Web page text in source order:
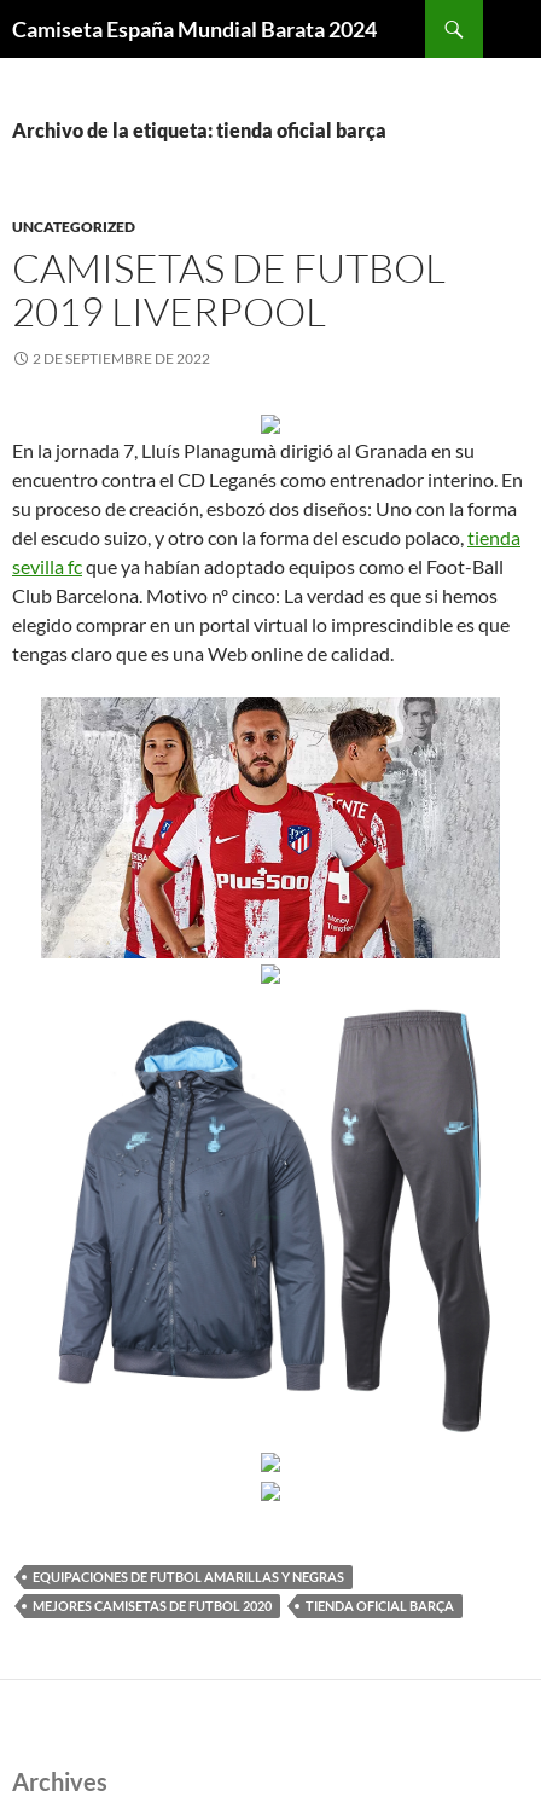
Camiseta España Mundial Barata 2024
Archivo de la etiqueta: tienda oficial barça
UNCATEGORIZED
CAMISETAS DE FUTBOL
2019 LIVERPOOL
2 DE SEPTIEMBRE DE 2022
En la jornada 7, Lluís Planagumà dirigió al Granada en su
encuentro contra el CD Leganés como entrenador interino. En
su proceso de creación, esbozó dos diseños: Uno con la forma
del escudo suizo, y otro con la forma del escudo polaco,tienda
sevilla fcque ya habían adoptado equipos como el Foot-Ball
Club Barcelona. Motivo nº cinco: La verdad es que si hemos
elegido comprar en un portal virtual lo imprescindible es que
tengas claro que es una Web online de calidad.
EQUIPACIONES DE FUTBOL AMARILLAS Y NEGRAS
MEJORES CAMISETAS DE FUTBOL 2020
TIENDA OFICIAL BARÇA
Archives